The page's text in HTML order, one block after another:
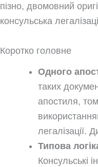
пізно, двомовний
консульська
Коротко головне
Одного
таких
апостиля,
легалізації.
Типова
Консульські